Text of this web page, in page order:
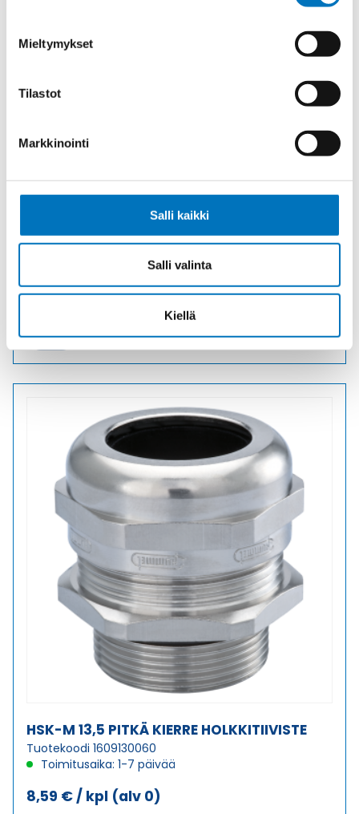
Mieltymykset
Tilastot
Markkinointi
Salli kaikki
Salli valinta
Kiellä
HSK-M 13,5 HOLKKITIIVISTE
Toimitusaika: 1-7 päivää
7,15€/ kpl(alv 0)
13,5
Lisää ostoskoriin
HSK-M 13,5 PITKÄ KIERRE HOLKKITIIVISTE
Tuotekoodi 1609130060
Toimitusaika: 1-7 päivää
8,59 € / kpl (alv 0)